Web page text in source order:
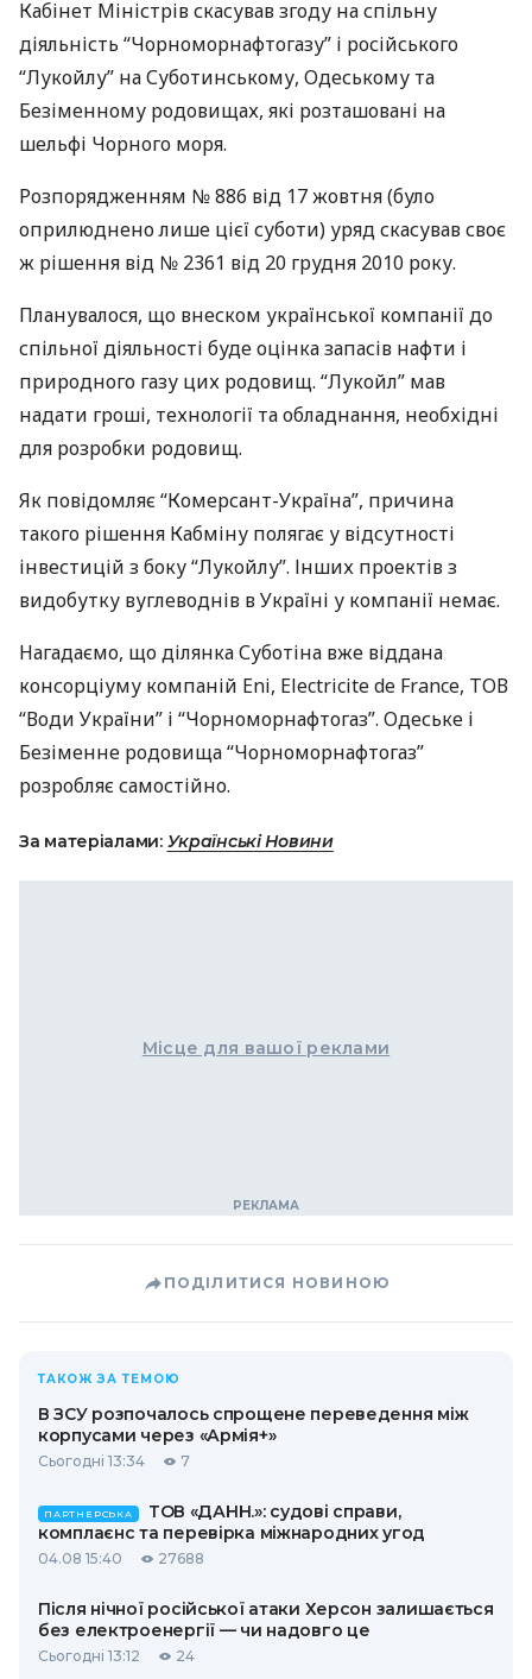
Кабінет Міністрів скасував згоду на спільну
діяльність “Чорноморнафтогазу” і російського
“Лукойлу” на Суботинському, Одеському та
Безіменному родовищах, які розташовані на
шельфі Чорного моря.
Розпорядженням № 886 від 17 жовтня (було
оприлюднено лише цієї суботи) уряд скасував своє
ж рішення від № 2361 від 20 грудня 2010 року.
Планувалося, що внеском української компанії до
спільної діяльності буде оцінка запасів нафти і
природного газу цих родовищ. “Лукойл” мав
надати гроші, технології та обладнання, необхідні
для розробки родовищ.
Як повідомляє “Комерсант-Україна”, причина
такого рішення Кабміну полягає у відсутності
інвестицій з боку “Лукойлу”. Інших проектів з
видобутку вуглеводнів в Україні у компанії немає.
Нагадаємо, що ділянка Суботіна вже віддана
консорціуму компаній Eni, Electricite de France, ТОВ
“Води України” і “Чорноморнафтогаз”. Одеське і
Безіменне родовища “Чорноморнафтогаз”
розробляє самостійно.
За матеріалами: Українські Новини
Місце для вашої реклами
ПОДІЛИТИСЯ НОВИНОЮ
ТАКОЖ ЗА ТЕМОЮ
В ЗСУ розпочалось спрощене переведення між
корпусами через «Армія+»
Сьогодні 13:34 7
ПАРТНЕРСЬКА
ТОВ «ДАНН.»: судові справи,
комплаєнс та перевірка міжнародних угод
04.08 15:40 27688
Після нічної російської атаки Херсон залишається
без електроенергії — чи надовго це
Сьогодні 13:12 24